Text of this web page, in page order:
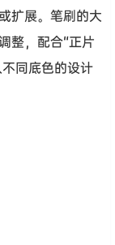
扩展。笔刷的大
整，配合“正片
同底色的设计